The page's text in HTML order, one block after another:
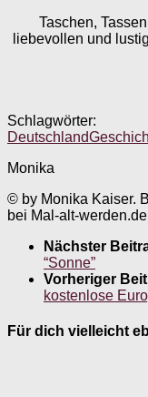
Taschen,
liebevollen und
Schlagwörter:
Deutschland
Monika
© by Monika Kaiser.
bei Mal-alt-werden.de
Nächster
“Sonne”
Vorheriger
kostenlose
Für dich vielleicht